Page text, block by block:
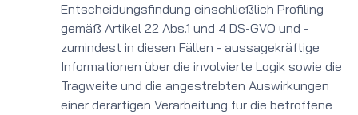
Entscheidungsfindung einschließlich Profiling
gemäß Artikel 22 Abs.1 und 4 DS-GVO und -
zumindest in diesen Fällen - aussagekräftige
Informationen über die involvierte Logik sowie die
Tragweite und die angestrebten Auswirkungen
einer derartigen Verarbeitung für die betroffene